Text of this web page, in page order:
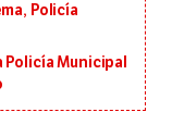
Policía
Municipal